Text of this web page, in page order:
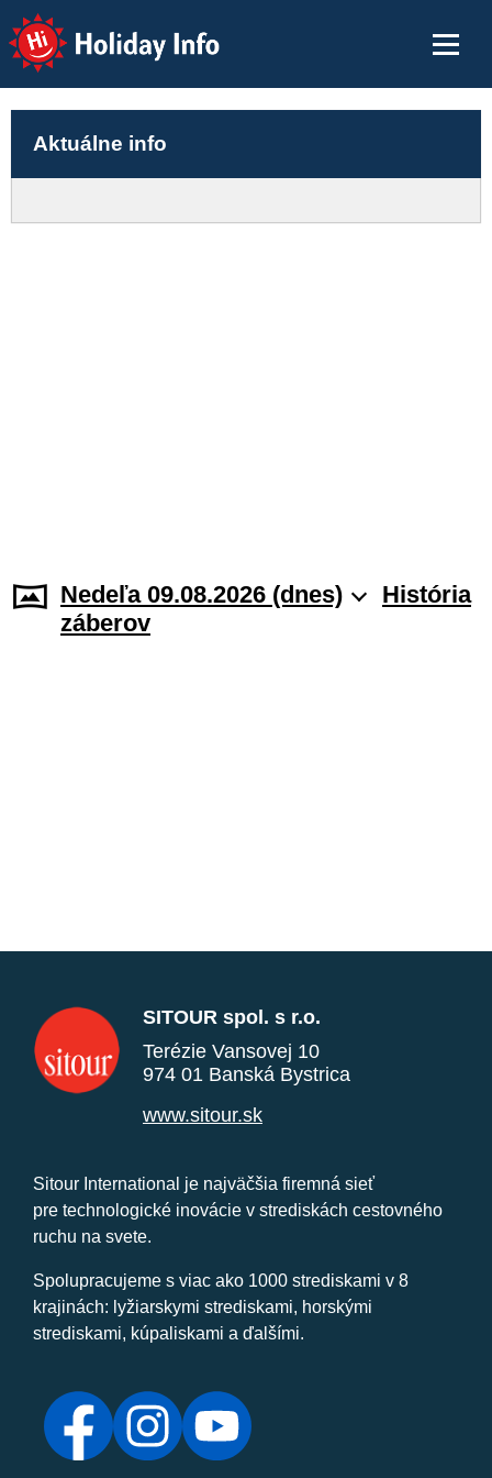
Holiday Info
Aktuálne info
Nedeľa 09.08.2026 (dnes)
História
záberov
SITOUR spol. s r.o.
Terézie Vansovej 10
974 01 Banská Bystrica
www.sitour.sk
Sitour International je najväčšia firemná sieť
pre technologické inovácie v strediskách cestovného
ruchu na svete.
Spolupracujeme s viac ako 1000 strediskami v 8
krajinách: lyžiarskymi strediskami, horskými
strediskami, kúpaliskami a ďalšími.